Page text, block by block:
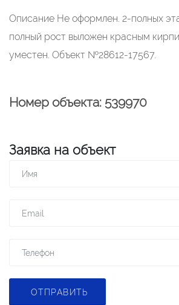
Описание Не оформлен. 2-полных
полный рост выложен красным
уместен. Объект №28612-17567.
Номер объекта: 539970
Заявка на объект
ОТПРАВИТЬ